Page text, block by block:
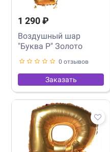
1 290 ₽
Воздушный шар
"Буква P" Золото
0 отзывов
Заказать